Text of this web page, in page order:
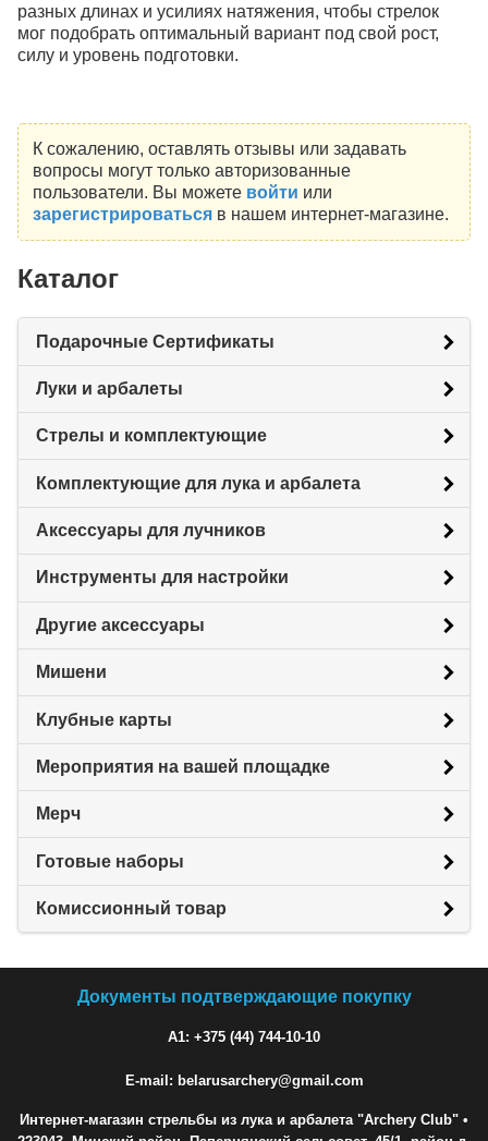
разных длинах и усилиях натяжения, чтобы стрелок
мог подобрать оптимальный вариант под свой рост,
силу и уровень подготовки.
К сожалению, оставлять отзывы или задавать
вопросы могут только авторизованные
пользователи. Вы можете войти или
зарегистрироватьсяв нашем интернет-магазине.
Каталог
Подарочные Сертификаты
Луки и арбалеты
Стрелы и комплектующие
Комплектующие для лука и арбалета
Аксессуары для лучников
Инструменты для настройки
Другие аксессуары
Мишени
Клубные карты
Мероприятия на вашей площадке
Мерч
Готовые наборы
Комиссионный товар
Документы подтверждающие покупку
A1: +375 (44) 744-10-10
E-mail: belarusarchery@gmail.com
Интернет-магазин стрельбы из лука и арбалета "Archery Club" •